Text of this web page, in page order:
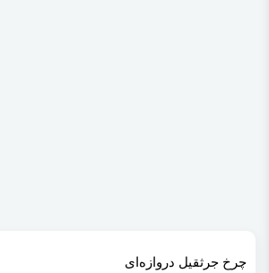
چرخ جرثقیل دروازه‌ای